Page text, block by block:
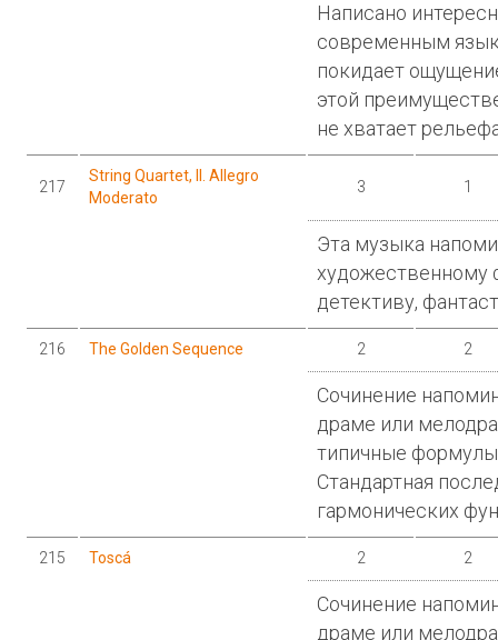
Написано
современным
покидает
этой
не хватает
217
String Quartet, II. Allegro
Moderato
3 1
Эта музыка
художественному
детективу,
216 The Golden Sequence 2 2
Сочинение
драме или
типичные
Стандартная
гармонических
215 Toscá 2 2
Сочинение
драме или